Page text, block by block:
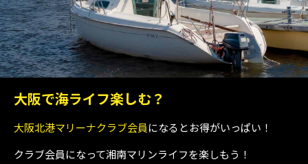
大阪で海ライフ楽しむ？
大阪北港マリーナクラブ会員になるとお得がいっぱい！
クラブ会員になって湘南マリンライフを楽しもう！